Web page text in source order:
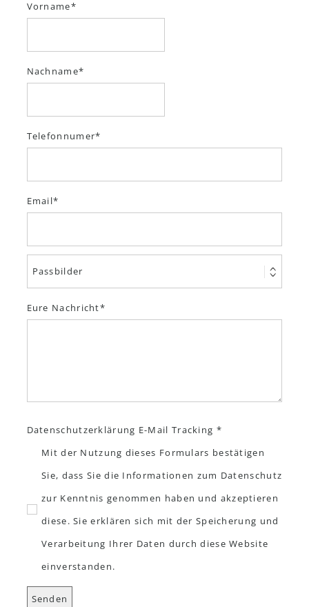
Vorname
Nachname
Telefonnumer
Email
Eure Nachricht
Datenschutzerklärung E-Mail Tracking *
Mit der Nutzung dieses Formulars bestätigen
Sie, dass Sie die Informationen zum Datenschutz
zur Kenntnis genommen haben und akzeptieren
diese. Sie erklären sich mit der Speicherung und
Verarbeitung Ihrer Daten durch diese Website
einverstanden.